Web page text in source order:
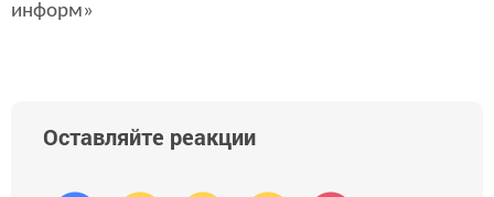
информ»
Оставляйте реакции